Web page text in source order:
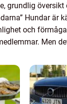
grundlig översikt
Hundar är
och
Men
ofta förbises –